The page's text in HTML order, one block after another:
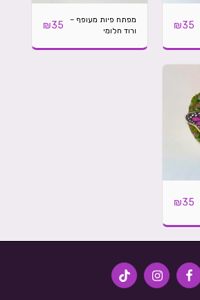
₪35
מפתח פיות מעופף –
ורוד חלומי
₪35
₪35